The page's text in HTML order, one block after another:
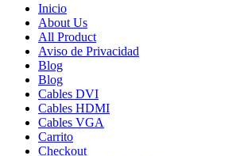
Inicio
About Us
All Product
Aviso de Privacidad
Blog
Blog
Cables DVI
Cables HDMI
Cables VGA
Carrito
Checkout